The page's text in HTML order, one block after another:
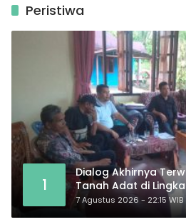
Peristiwa
1
Dialog Akhirnya
Tanah Adat di
Nasional Memasuki
7 Agustus 2026 - 22:15 WIB